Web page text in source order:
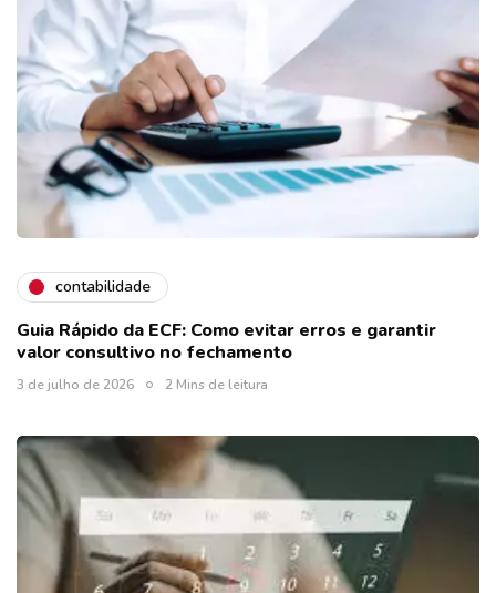
contabilidade
Guia Rápido da ECF: Como evitar erros e garantir
valor consultivo no fechamento
3 de julho de 2026 2 Mins de leitura